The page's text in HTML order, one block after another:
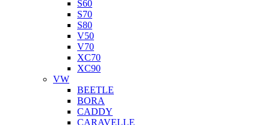
S60
S70
S80
V50
V70
XC70
XC90
VW
BEETLE
BORA
CADDY
CARAVELLE